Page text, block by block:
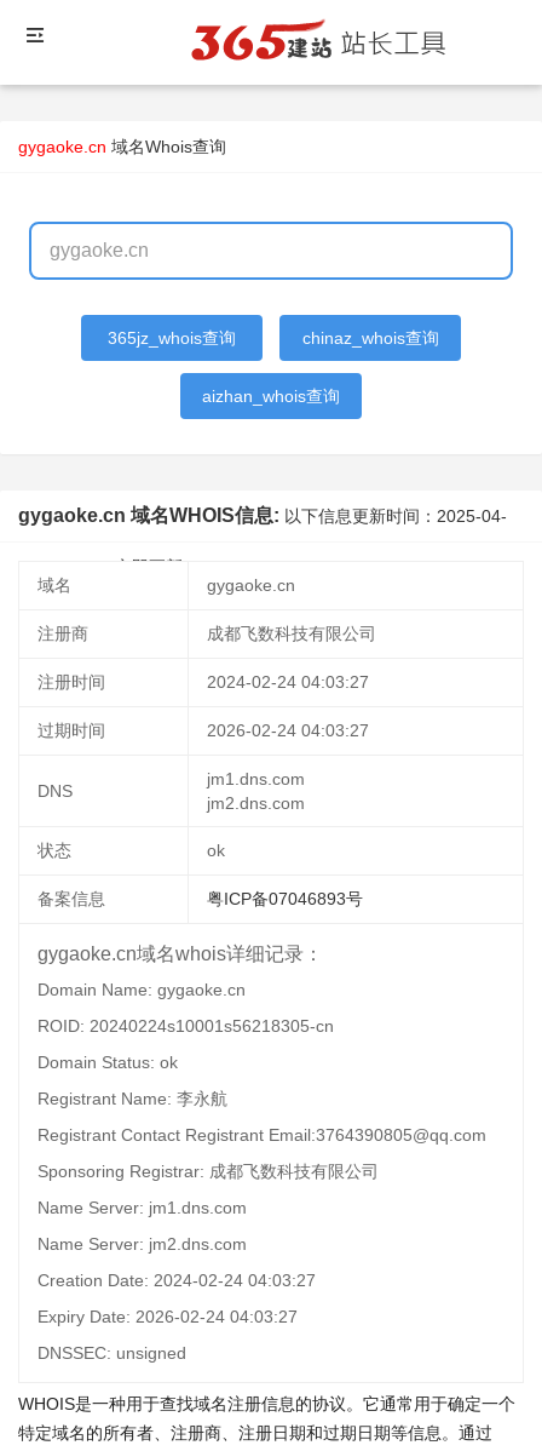
gygaoke.cn 域名Whois查询
365jz_whois查询 chinaz_whois查询
aizhan_whois查询
gygaoke.cn 域名WHOIS信息: 以下信息更新时间： 2025-04-
立即更新
域名
gygaoke.cn
注册商 成都飞数科技有限公司
注册时间 2024-02-24 04:03:27
过期时间 2026-02-24 04:03:27
DNS
jm1.dns.com
jm2.dns.com
状态 ok
备案信息 粤ICP备07046893号
gygaoke.cn域名whois详细记录：
Domain Name: gygaoke.cn
ROID: 20240224s10001s56218305-cn
Domain Status: ok
Registrant Name: 李永航
Registrant Contact Registrant Email:3764390805@qq.com
Sponsoring Registrar: 成都飞数科技有限公司
Name Server: jm1.dns.com
Name Server: jm2.dns.com
Creation Date: 2024-02-24 04:03:27
Expiry Date: 2026-02-24 04:03:27
DNSSEC: unsigned
WHOIS是一种用于查找域名注册信息的协议。它通常用于确定一个
特定域名的所有者、注册商、注册日期和过期日期等信息。通过